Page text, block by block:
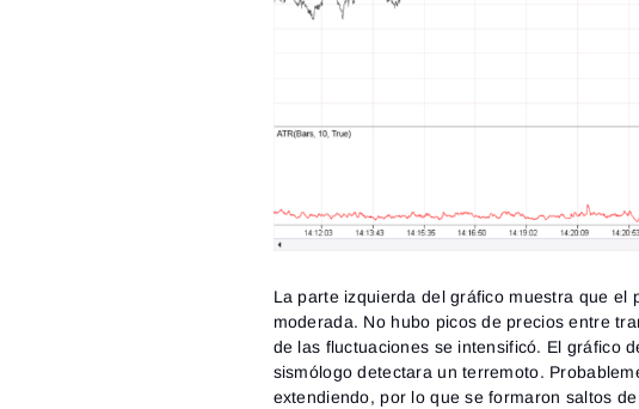
La parte izquierda del gráfico muestra que
moderada. No hubo picos de precios entre
de las fluctuaciones se intensificó. El gráfico
sismólogo detectara un terremoto.
extendiendo, por lo que se formaron saltos